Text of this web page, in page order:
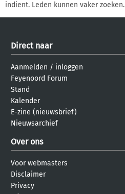
indient. Leden kunnen vaker zoeken.
Direct naar
Aanmelden / inloggen
Feyenoord Forum
Stand
Kalender
E-zine (nieuwsbrief)
Nieuwsarchief
Over ons
Voor webmasters
Disclaimer
Privacy